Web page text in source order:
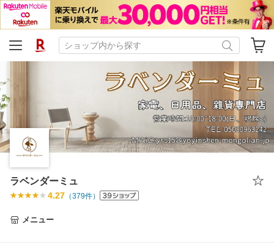
ラベンダーミュ
4.27 （379件）
メニュー